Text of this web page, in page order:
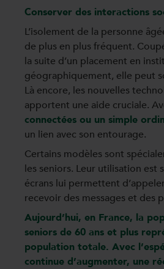
Conserver des interactions
L’isolement de la personne
de plus en plus fréquent.
la suite d’un placement en
géographiquement, elle peut
Là encore, les nouvelles
apportent une aide cruciale.
connectées ou un simple
un lien avec son entourage.
Certains modèles sont
les seniors. Leur utilisation est
écrans lui permettent
recevoir des messages et des
Aujourd’hui, en France, la
seniors de 60 ans et plus
population totale. Avec
continue d’augmenter, une